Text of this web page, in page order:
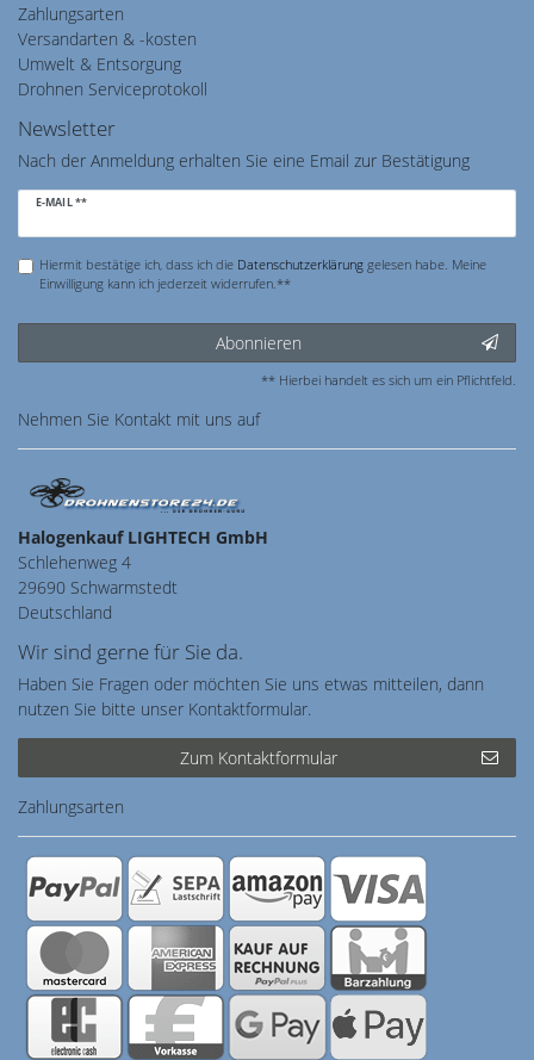
Zahlungsarten
Versandarten & -kosten
Umwelt & Entsorgung
Drohnen Serviceprotokoll
Newsletter
Nach der Anmeldung erhalten Sie eine Email zur Bestätigung
E-MAIL **
Newsletter
Hiermit bestätige ich, dass ich die Daten­schutz­erklärunggelesen habe. Meine
Einwilligung kann ich jederzeit widerrufen.**
Abonnieren
** Hierbei handelt es sich um ein Pflichtfeld.
Nehmen Sie Kontakt mit uns auf
Halogenkauf LIGHTECH GmbH
Schlehenweg 4
29690 Schwarmstedt
Deutschland
Wir sind gerne für Sie da.
Haben Sie Fragen oder möchten Sie uns etwas mitteilen, dann
nutzen Sie bitte unser Kontaktformular.
Zum Kontaktformular
Zahlungsarten